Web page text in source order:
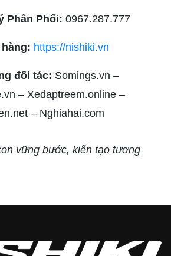
Phân Phối: 0967.287.777
https://nishiki.vn
đối tác: Somings.vn –
– Xedaptreem.online –
– Nghiahai.com
vững bước, kiến tạo tương